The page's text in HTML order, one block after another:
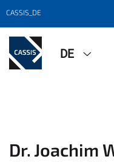
CASSIS_DE
DE
Dr. Joachim